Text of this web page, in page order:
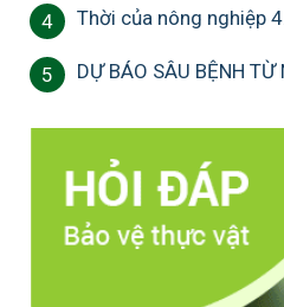
4 Thời của nông nghiệp
5 DỰ BÁO SÂU BỆNH